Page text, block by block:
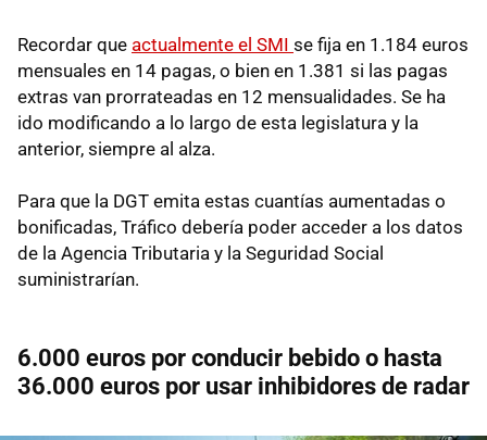
Recordar que actualmente el SMI se fija en 1.184 euros
mensuales en 14 pagas, o bien en 1.381 si las pagas
extras van prorrateadas en 12 mensualidades. Se ha
ido modificando a lo largo de esta legislatura y la
anterior, siempre al alza.
Para que la DGT emita estas cuantías aumentadas o
bonificadas, Tráfico debería poder acceder a los datos
de la Agencia Tributaria y la Seguridad Social
suministrarían.
6.000 euros por conducir bebido o hasta
36.000 euros por usar inhibidores de radar